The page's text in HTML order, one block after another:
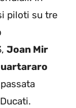
piloti su tre
Joan Mir